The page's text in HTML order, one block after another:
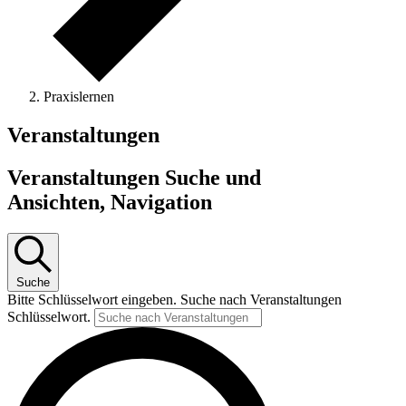
Praxislernen
Veranstaltungen
Veranstaltungen Suche und
Ansichten, Navigation
Suche
Bitte Schlüsselwort eingeben. Suche nach Veranstaltungen
Schlüsselwort.